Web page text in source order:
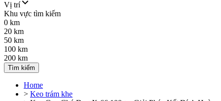
Vị trí
Khu vực tìm kiếm
0 km
20 km
50 km
100 km
200 km
Tìm kiếm
Home
> Keo trám khe